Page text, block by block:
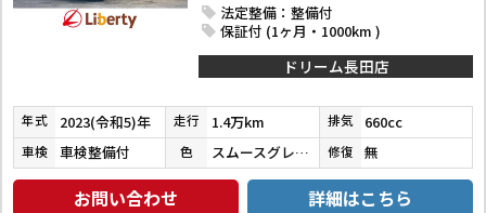
法定整備：整備付
保証付 (1ヶ月・1000km )
ドリーム長田店
年式 2023(令和5)年 走行 1.4万km 排気 660cc
車検 車検整備付 色 スムースグレーマイカメタリック／シャイニングホワイトパール 修復 無
お問い合わせ 詳細はこちら